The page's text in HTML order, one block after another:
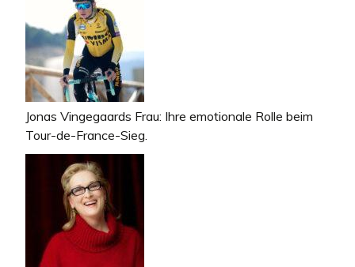
Jonas Vingegaards Frau: Ihre emotionale Rolle beim
Tour-de-France-Sieg.